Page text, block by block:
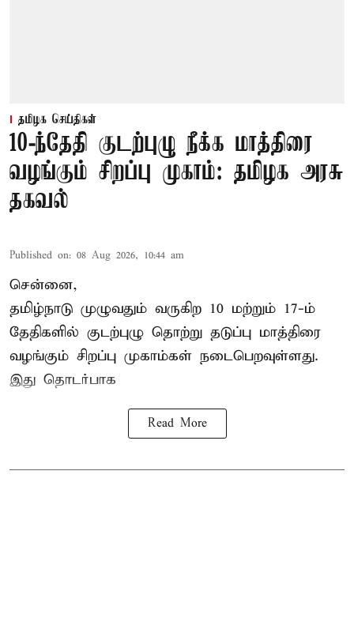
தமிழக செய்திகள்
10-ந்தேதி குடற்புழு நீக்க மாத்திரை
வழங்கும் சிறப்பு முகாம்: தமிழக அரசு
தகவல்
Published on: 08 Aug 2026, 10:44 am
சென்னை,
தமிழ்நாடு முழுவதும் வருகிற 10 மற்றும் 17-ம்
தேதிகளில் குடற்புழு தொற்று தடுப்பு மாத்திரை
வழங்கும் சிறப்பு முகாம்கள் நடைபெறவுள்ளது.
இது தொடர்பாக
Read More